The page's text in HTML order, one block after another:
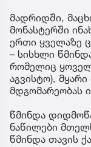
მადრიდში,
მონასტერში
ერთი ყველაზე
– სისხლი
რომელიც
აგვისტო),
მდგომარეობას
წმინდა
ნაწილები
წმინდა თავის